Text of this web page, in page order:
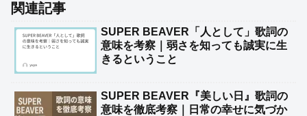
関連記事
SUPER BEAVER「人として」歌詞の
意味を考察｜弱さを知っても誠実に生
きるということ
SUPER BEAVER『美しい日』歌詞の
意味を徹底考察｜日常の幸せに気づか